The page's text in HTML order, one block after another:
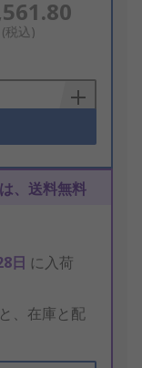
(税込)
、送料無料
日 に入荷
、在庫と配